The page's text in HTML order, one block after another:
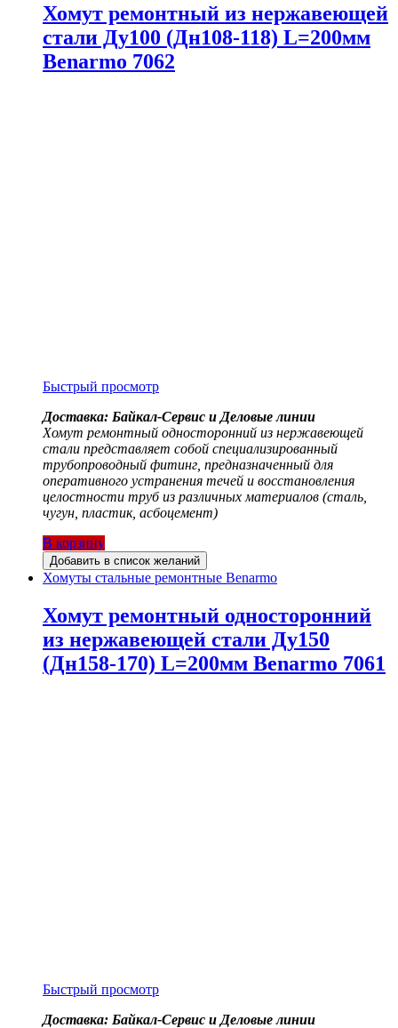
Хомут ремонтный из нержавеющей
стали Ду100 (Дн108-118) L=200мм
Benarmo 7062
Быстрый просмотр
Доставка: Байкал-Сервис и Деловые линии
Хомут ремонтный односторонний из нержавеющей
стали представляет собой специализированный
трубопроводный фитинг, предназначенный для
оперативного устранения течей и восстановления
целостности труб из различных материалов (сталь,
чугун, пластик, асбоцемент)
В корзину
Добавить в список желаний
Хомуты стальные ремонтные Benarmo
Хомут ремонтный односторонний
из нержавеющей стали Ду150
(Дн158-170) L=200мм Benarmo 7061
Быстрый просмотр
Доставка: Байкал-Сервис и Деловые линии